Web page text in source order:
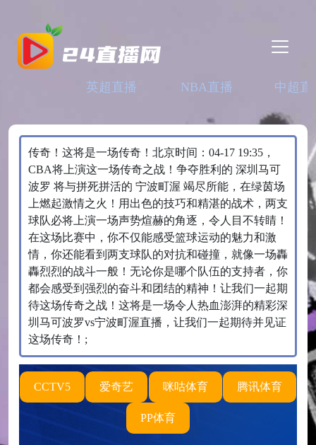
英超直播 NBA直播 中超直
传奇！这将是一场传奇！北京时间：04-17 19:35，
CBA将上演这一场传奇之战！争夺胜利的 深圳马可
波罗 将与拼死拼活的 宁波町渥 竭尽所能，在绿茵场
上燃起激情之火！用出色的技巧和精湛的战术，两支
球队必将上演一场声势煊赫的角逐，令人目不转睛！
在这场比赛中，你不仅能感受篮球运动的魅力和激
情，你还能看到两支球队的对抗和碰撞，就像一场轟
轟烈烈的战斗一般！无论你是哪个队伍的支持者，你
都会感受到强烈的奋斗和团结的精神！让我们一起期
待这场传奇之战！这将是一场令人热血澎湃的精彩深
圳马可波罗vs宁波町渥直播，让我们一起期待并见证
这场传奇！;
CCTV5 爱奇艺 咪咕体育 腾讯体育
PP体育